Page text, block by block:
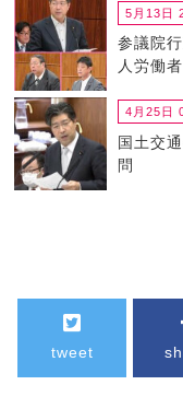
5月13日
参議院
人労働
4月25日
国土交
問
tweet